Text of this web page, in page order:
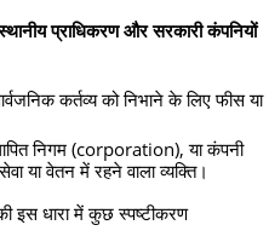
प्राधिकरण और सरकारी कंपनियों
कर्तव्य को निभाने के लिए फीस या
निगम (corporation), या कंपनी
या वेतन में रहने वाला व्यक्ति।
इस धारा में कुछ स्पष्टीकरण